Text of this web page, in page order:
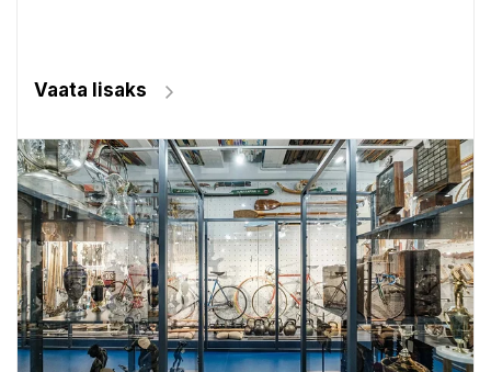
Vaata lisaks